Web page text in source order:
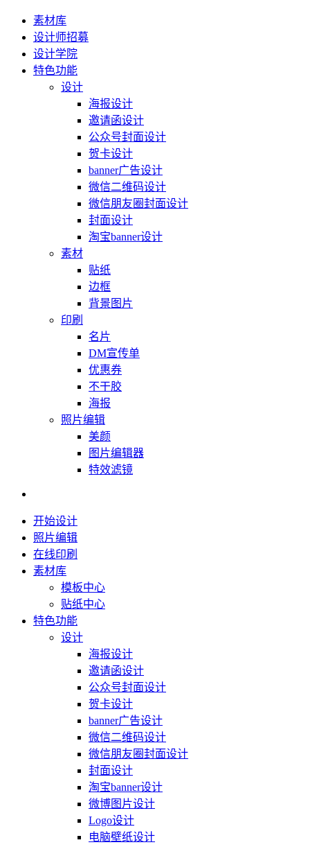
素材库
设计师招募
设计学院
特色功能
设计
海报设计
邀请函设计
公众号封面设计
贺卡设计
banner广告设计
微信二维码设计
微信朋友圈封面设计
封面设计
淘宝banner设计
素材
贴纸
边框
背景图片
印刷
名片
DM宣传单
优惠券
不干胶
海报
照片编辑
美颜
图片编辑器
特效滤镜
开始设计
照片编辑
在线印刷
素材库
模板中心
贴纸中心
特色功能
设计
海报设计
邀请函设计
公众号封面设计
贺卡设计
banner广告设计
微信二维码设计
微信朋友圈封面设计
封面设计
淘宝banner设计
微博图片设计
Logo设计
电脑壁纸设计